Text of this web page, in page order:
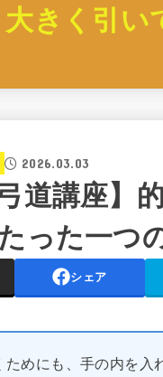
きく引い
2026.03.03
弓道講座】
った一つ
シェア
ためにも、手の内を入